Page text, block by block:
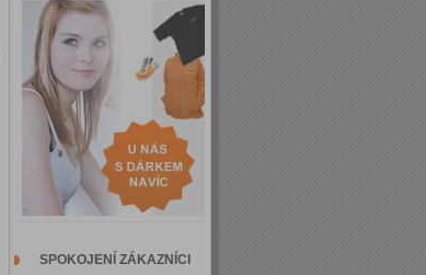
SPOKOJENÍ ZÁKAZNÍCI